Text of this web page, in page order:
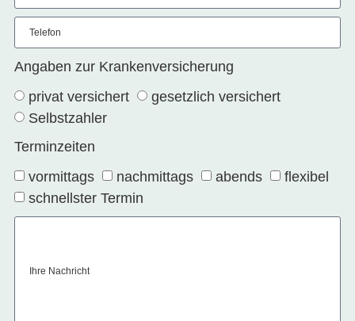
Telefon
Angaben zur Krankenversicherung
privat versichert
gesetzlich versichert
Selbstzahler
Terminzeiten
vormittags
nachmittags abends
flexibel
schnellster Termin
Ihre Nachricht